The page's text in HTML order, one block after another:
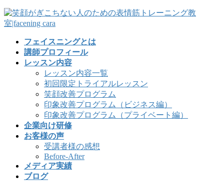
フェイスニングとは
講師プロフィール
レッスン内容
レッスン内容一覧
初回限定トライアルレッスン
笑顔改善プログラム
印象改善プログラム（ビジネス編）
印象改善プログラム（プライベート編）
企業向け研修
お客様の声
受講者様の感想
Before-After
メディア実績
ブログ